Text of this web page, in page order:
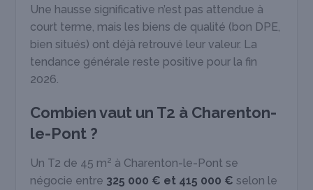
Une hausse significative n’est pas attendue à
court terme, mais les biens de qualité (bon DPE,
bien situés) ont déjà retrouvé leur valeur. La
tendance générale reste positive pour la fin
2026.
Combien vaut un T2 à Charenton-
le-Pont ?
Un T2 de 45 m² à Charenton-le-Pont se
négocie entre 325 000 € et 415 000 € selon le